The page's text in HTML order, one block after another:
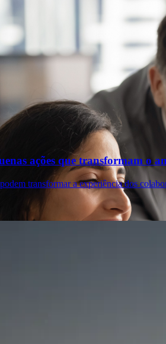
ações que transformam o
transformar a experiência dos